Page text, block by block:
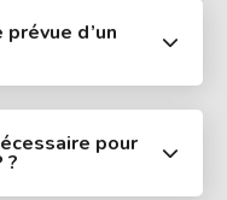
d’un
pour
?